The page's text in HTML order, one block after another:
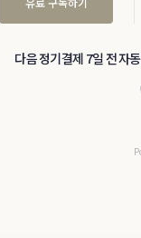
다음 정기결제 7일 전 자